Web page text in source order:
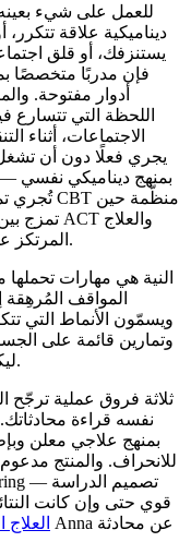
ديناميكية علاقة
يستنزفك، أو قلق
فإن مدربًا متخصصًا
أدوار مفتوحة.
اللحظة التي
الاجتماعات، أثناء
يجري فعلًا دون أن
المرتكز على التراحم حين يكون نقد الذات هو العائق.
النية هي مهارات
المواقف
ويسمّون الأنماط التي
وتمارين قائمة على
أيضًا. صُمّم Verke ليكون مفيدًا، لا لا غنى عنه.
ثلاثة فروق عملية
بمنهج علاجي معلن
للانحراف. والمنتج
قوي حتى وإن كانت